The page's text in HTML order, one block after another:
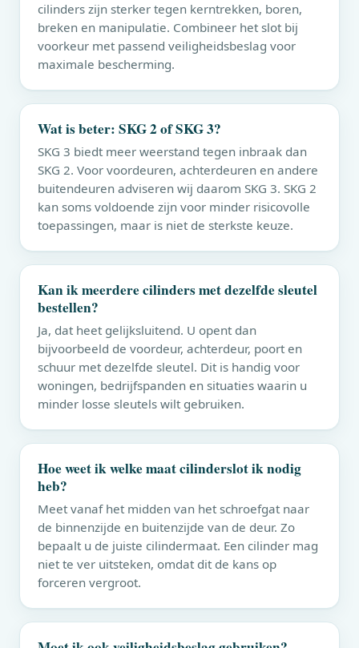
cilinders zijn sterker tegen kerntrekken, boren,
breken en manipulatie. Combineer het slot bij
voorkeur met passend veiligheidsbeslag voor
maximale bescherming.
Wat is beter: SKG 2 of SKG 3?
SKG 3 biedt meer weerstand tegen inbraak dan
SKG 2. Voor voordeuren, achterdeuren en andere
buitendeuren adviseren wij daarom SKG 3. SKG 2
kan soms voldoende zijn voor minder risicovolle
toepassingen, maar is niet de sterkste keuze.
Kan ik meerdere cilinders met dezelfde sleutel
bestellen?
Ja, dat heet gelijksluitend. U opent dan
bijvoorbeeld de voordeur, achterdeur, poort en
schuur met dezelfde sleutel. Dit is handig voor
woningen, bedrijfspanden en situaties waarin u
minder losse sleutels wilt gebruiken.
Hoe weet ik welke maat cilinderslot ik nodig
heb?
Meet vanaf het midden van het schroefgat naar
de binnenzijde en buitenzijde van de deur. Zo
bepaalt u de juiste cilindermaat. Een cilinder mag
niet te ver uitsteken, omdat dit de kans op
forceren vergroot.